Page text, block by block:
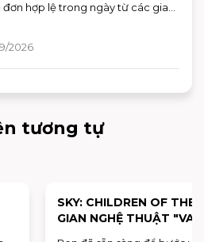
đơn hợp lệ trong ngày từ các gian
có thể nhận ưu đãi chéo giữa
các gian hàng giải trí, giúp hành
2026
tương tự
LIGHT TRẢI NGHIỆM KHÔNG
GOGH THƯƠNG MẾN"